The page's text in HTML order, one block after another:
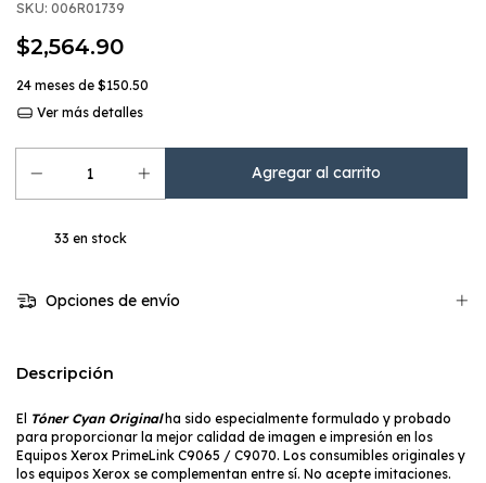
SKU: 006R01739
$2,564.90
24 meses de $150.50
Ver más detalles
33 en stock
Opciones de envío
Descripción
El Tóner Cyan Originalha sido especialmente formulado y probado
para proporcionar la mejor calidad de imagen e impresión en los
Equipos Xerox PrimeLink C9065 / C9070. Los consumibles originales y
los equipos Xerox se complementan entre sí. No acepte imitaciones.